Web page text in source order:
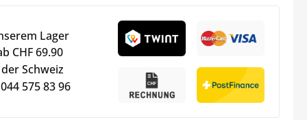
Lager
CHF 69.90
Schweiz
575 83 96